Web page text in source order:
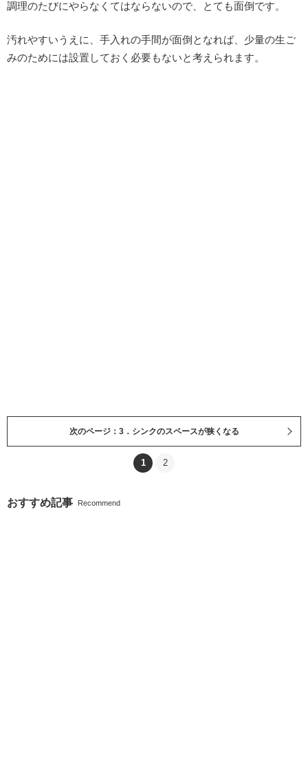
調理のたびにやらなくてはならないので、とても面倒です。
汚れやすいうえに、手入れの手間が面倒となれば、少量の生ご
みのためには設置しておく必要もないと考えられます。
次のページ：3．シンクのスペースが狭くなる
1 2
おすすめ記事 Recommend